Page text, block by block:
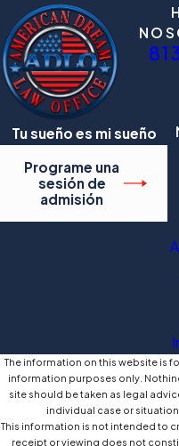
Tu sueño es mi sueño
Programe una
sesión de
admisión
The information on this website is
information purposes only.
site should be taken as legal
individual case or situation.
This information is not intended to
receipt or viewing does not